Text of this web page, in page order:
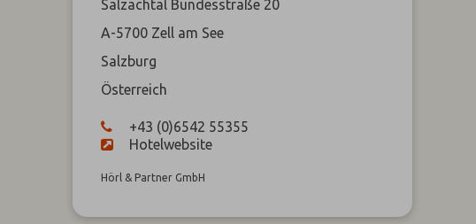
Salzachtal Bundesstraße 20
A-5700 Zell am See
Salzburg
Österreich
+43 (0)6542 55355
Hotelwebsite
Hörl & Partner GmbH